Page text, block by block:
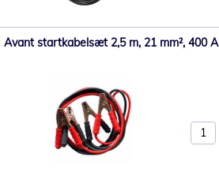
Avant startkabelsæt 2,5 m, 21 mm², 400 A